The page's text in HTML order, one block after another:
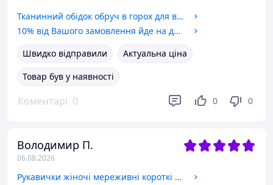
Тканинний обідок обруч в горох для волосся Honey Fashion Accessories чорний (12-354)
10% від Вашого замовлення йде на допомогу ЗСУ
Швидко відправили
Актуальна ціна
Товар був у наявності
Коментарі 0 0 0
Володимир П.
06.08.2026
Рукавички жіночі мереживні короткі вечірні ажурні Honey Fashion Accessories S/M/L чорний (7-70)